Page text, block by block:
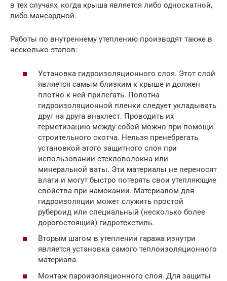
в тех случаях, когда крыша является либо односкатной,
либо мансардной.
Работы по внутреннему утеплению производят также в
несколько этапов:
Установка гидроизоляционного слоя. Этот слой
является самым близким к крыше и должен
плотно к ней прилегать. Полотна
гидроизоляционной пленки следует укладывать
друг на друга внахлест. Проводить их
герметизацию между собой можно при помощи
строительного скотча. Нельзя пренебрегать
установкой этого защитного слоя при
использовании стекловолокна или
минеральной ваты. Эти материалы не переносят
влаги и могут быстро потерять свои утепляющие
свойства при намокании. Материалом для
гидроизоляции может служить простой
рубероид или специальный (несколько более
дорогостоящий) гидротекстиль.
Вторым шагом в утеплении гаража изнутри
является установка самого теплоизоляционного
материала.
Монтаж пароизоляционного слоя. Для защиты